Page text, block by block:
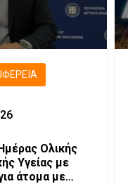
Ολικής
Υγείας με
άτομα με